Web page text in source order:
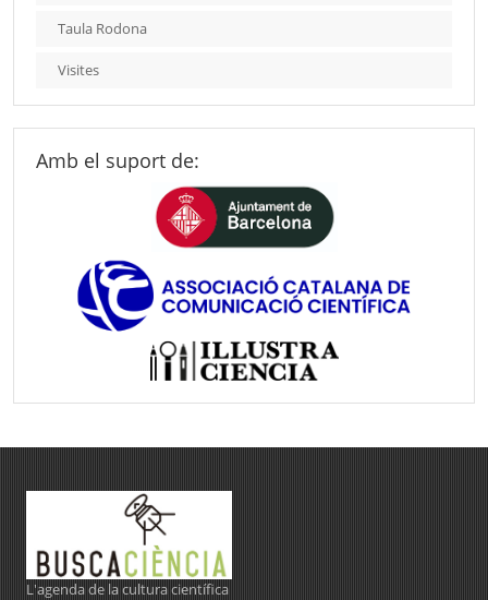
Taula Rodona
Visites
Amb el suport de:
L'agenda de la cultura científica